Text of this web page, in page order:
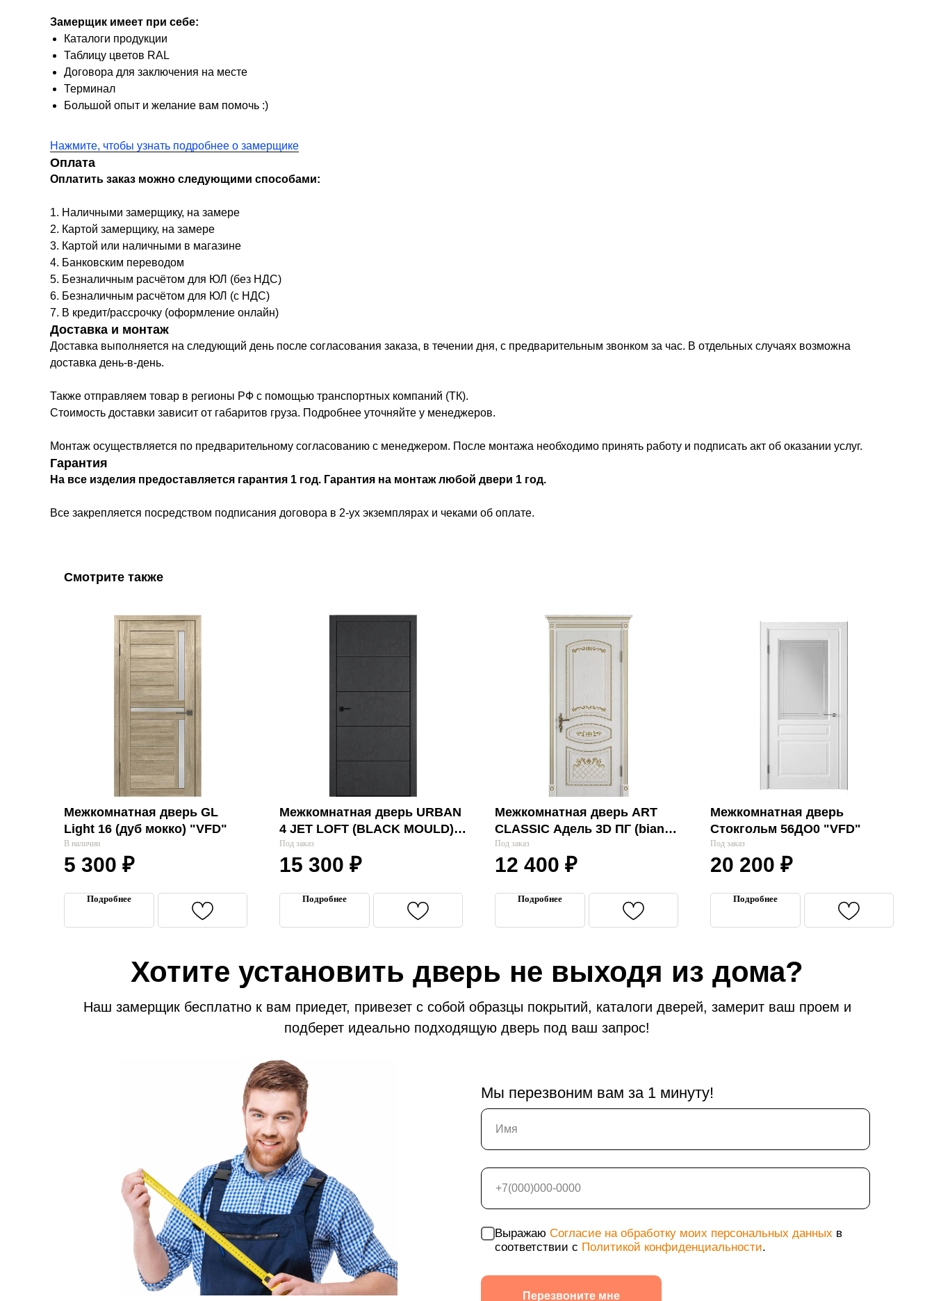
Замерщик имеет при себе:
Каталоги продукции
Таблицу цветов RAL
Договора для заключения на месте
Терминал
Большой опыт и желание вам помочь :)
Нажмите, чтобы узнать подробнее о замерщике
Оплата
Оплатить заказ можно следующими способами:
1. Наличными замерщику, на замере
2. Картой замерщику, на замере
3. Картой или наличными в магазине
4. Банковским переводом
5. Безналичным расчётом для ЮЛ (без НДС)
6. Безналичным расчётом для ЮЛ (с НДС)
7. В кредит/рассрочку (оформление онлайн)
Доставка и монтаж
Доставка выполняется на следующий день после согласования заказа, в течении дня, с предварительным звонком за час. В отдельных случаях возможна
доставка день-в-день.
Также отправляем товар в регионы РФ с помощью транспортных компаний (ТК).
Стоимость доставки зависит от габаритов груза. Подробнее уточняйте у менеджеров.
Монтаж осуществляется по предварительному согласованию с менеджером. После монтажа необходимо принять работу и подписать акт об оказании услуг.
Гарантия
На все изделия предоставляется гарантия 1 год. Гарантия на монтаж любой двери 1 год.
Все закрепляется посредством подписания договора в 2-ух экземплярах и чеками об оплате.
Смотрите также
Межкомнатная дверь GL
Light 16 (дуб мокко) "VFD"
В наличии
5 300 ₽
Подробнее
Межкомнатная дверь URBAN
4 JET LOFT (BLACK MOULD)
"VFD"
Под заказ
15 300 ₽
Подробнее
Межкомнатная дверь ART
CLASSIC Адель 3D ПГ (bianco
classic) "VFD"
Под заказ
12 400 ₽
Подробнее
Межкомнатная дверь
Стокгольм 56ДО0 "VFD"
Под заказ
20 200 ₽
Подробнее
Хотите установить дверь не выходя из дома?
Наш замерщик бесплатно к вам приедет, привезет с собой образцы покрытий, каталоги дверей, замерит ваш проем и
подберет идеально подходящую дверь под ваш запрос!
Мы перезвоним вам за 1 минуту!
Выражаю Согласие на обработку моих персональных данных в
соответствии с Политикой конфиденциальности.
Перезвоните мне
Замерщик
Противопожарные двери
Гаражные ворота
Тамбурные двери
Подъездные двери
Перегородки на этаж
Термодвери в дом
Межкомнатные двери